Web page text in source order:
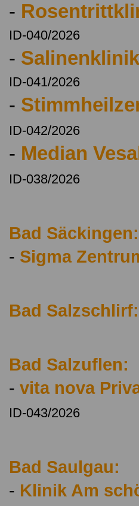
-
ID-040/2026
- Salinenklinik
ID-041/2026
-
ID-042/2026
- Median
ID-038/2026
Bad Säckingen:
- Sigma
Bad Salzschlirf:
Bad Salzuflen:
- vita nova
ID-043/2026
Bad Saulgau:
- Klinik Am